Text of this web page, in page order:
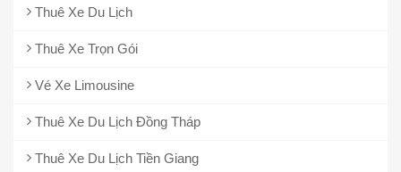
Thuê Xe Du Lịch
Thuê Xe Trọn Gói
Vé Xe Limousine
Thuê Xe Du Lịch Đồng Tháp
Thuê Xe Du Lịch Tiền Giang